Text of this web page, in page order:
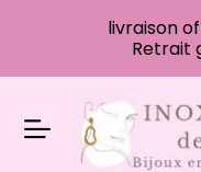
livraison
Retrait